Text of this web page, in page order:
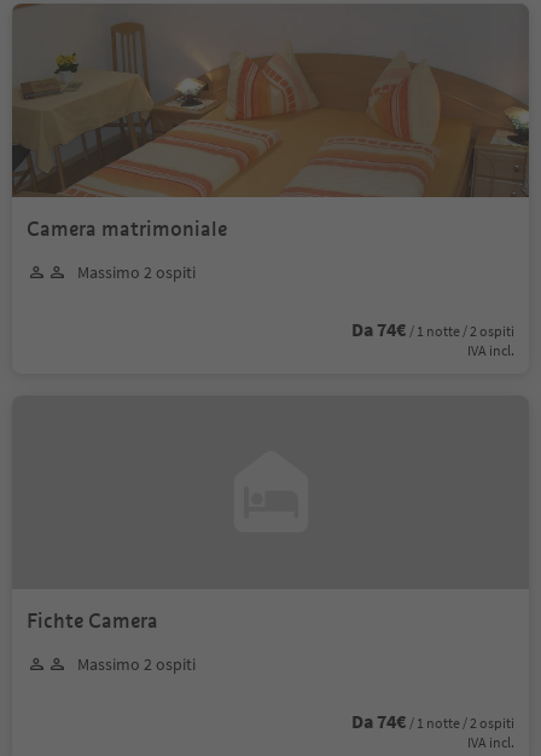
Camera matrimoniale
Massimo 2 ospiti
Da 74€ / 1 notte / 2 ospiti
IVA incl.
Fichte Camera
Massimo 2 ospiti
Da 74€ / 1 notte / 2 ospiti
IVA incl.